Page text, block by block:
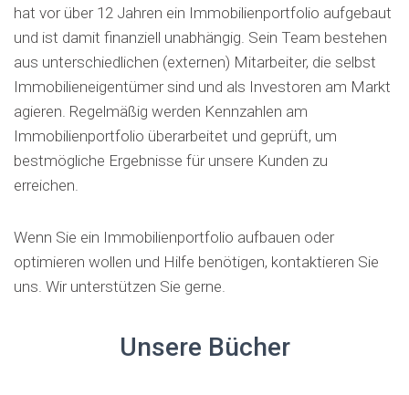
hat vor über 12 Jahren ein Immobilienportfolio aufgebaut
und ist damit finanziell unabhängig. Sein Team bestehen
aus unterschiedlichen (externen) Mitarbeiter, die selbst
Immobilieneigentümer sind und als Investoren am Markt
agieren. Regelmäßig werden Kennzahlen am
Immobilienportfolio überarbeitet und geprüft, um
bestmögliche Ergebnisse für unsere Kunden zu
erreichen.
Wenn Sie ein Immobilienportfolio aufbauen oder
optimieren wollen und Hilfe benötigen, kontaktieren Sie
uns. Wir unterstützen Sie gerne.
Unsere Bücher